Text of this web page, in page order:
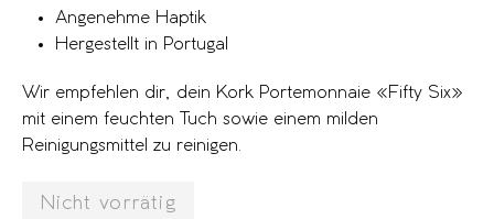
Angenehme Haptik
Hergestellt in Portugal
Wir empfehlen dir, dein Kork Portemonnaie «Fifty Six»
mit einem feuchten Tuch sowie einem milden
Reinigungsmittel zu reinigen.
Nicht vorrätig